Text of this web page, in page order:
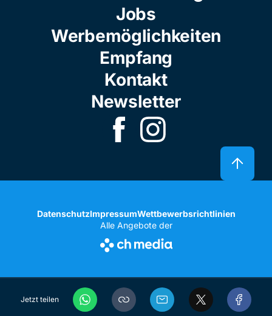
Jetzt teilen
Jobs
Werbemöglichkeiten
Empfang
Kontakt
Newsletter
DatenschutzImpressumWettbewerbsrichtlinien
Alle Angebote der